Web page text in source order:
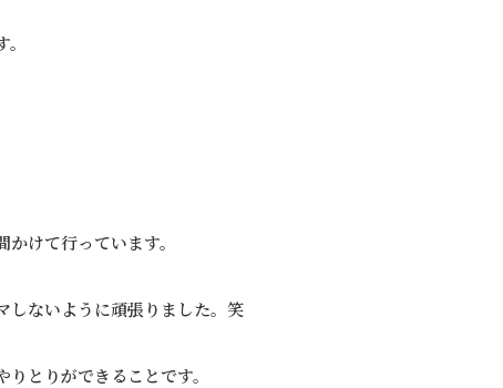
けて行っています。
しないように頑張りました。笑
とりができることです。